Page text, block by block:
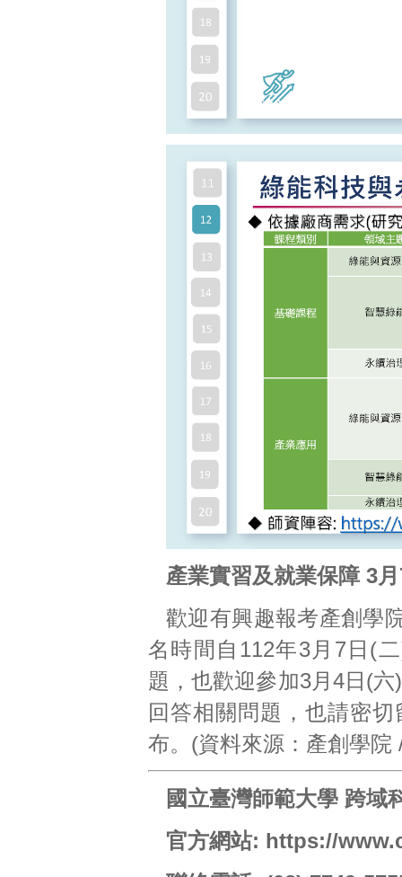
產業實習及就業保障 3
歡迎有興趣報考產創學
名時間自112年3月7日(
題，也歡迎參加3月4日(
回答相關問題，也請密
布。(資料來源：產創學
國立臺灣師範大學 跨域
官方網站: https://